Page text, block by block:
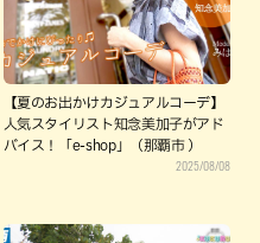
【夏のお出かけカジュアルコーデ】
人気スタイリスト知念美加子がアド
バイス！「e-shop」（那覇市 ）
2025/08/08